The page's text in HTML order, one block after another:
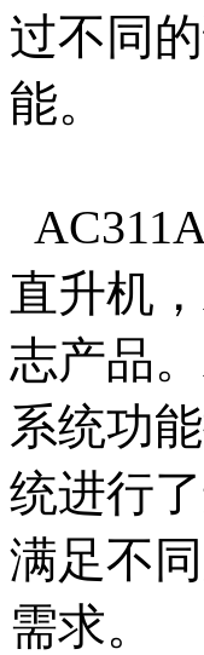
过不同
能。
直升机
志产品
系统功
统进行
满足不
需求。